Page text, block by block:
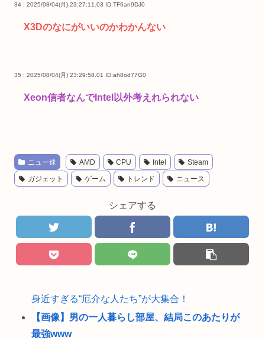
34 : 2025/08/04(月) 23:27:11.03 ID:TF6an9DJ0
X3Dのなにがいいのかわかんない
35 : 2025/08/04(月) 23:29:58.01 ID:ah8od77G0
Xeon信者なんでIntel以外考えれられない
ニュー速 AMD CPU Intel Steam
ガジェット ゲーム トレンド ニュース
シェアする
身近すぎる“厄介な人たち”が大集合！
【画像】男の一人暮らし部屋、結局このあたりが
最強www